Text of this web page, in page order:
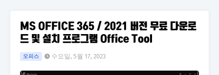
MS OFFICE 365 / 2021 버전 무료 다운로
드 및 설치 프로그램 Office Tool
오피스 수요일, 5월 17, 2023